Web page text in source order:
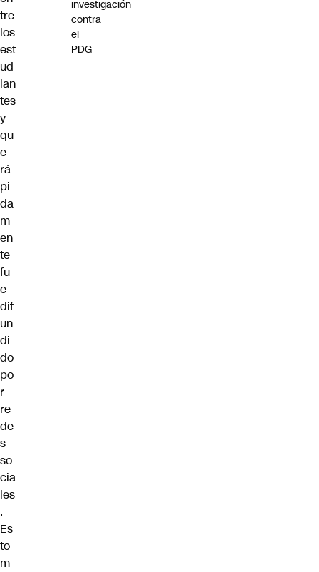
tre
los
est
ud
ian
tes
y
qu
e
rá
pi
da
m
en
te
fu
e
dif
un
di
do
po
r
re
de
s
so
cia
les
.
Es
to
m
investigación
contra
el
PDG